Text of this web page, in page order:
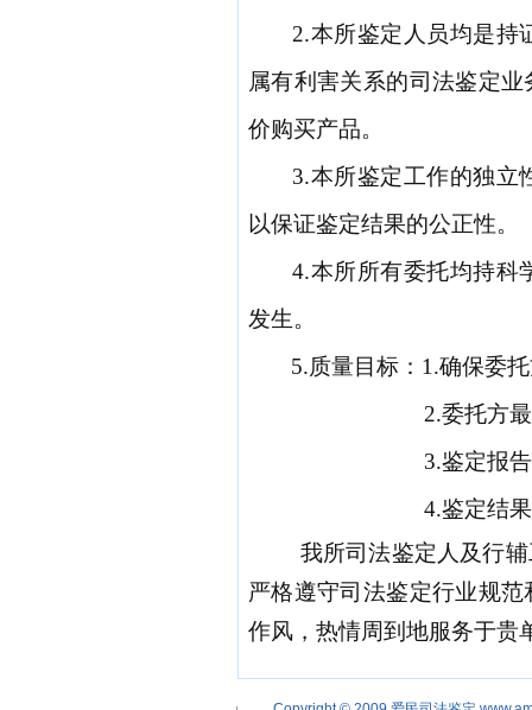
2.本所鉴定人员均是持
属有利害关系的司法鉴定业
价购买产品。
3.本所鉴定工作的独立
以保证鉴定结果的公正性。
4.本所所有委托均持科
发生。
5.质量目标： 1.确保委
2.委托方
3.鉴定报
4.鉴定结
我所司法鉴定人及行
严格遵守司法鉴定行业规
作风，热情周到地服务于贵